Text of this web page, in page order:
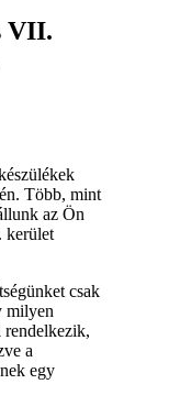
VII.
Több, mint
az Ön
kerület
csak
milyen
rendelkezik,
a
egy